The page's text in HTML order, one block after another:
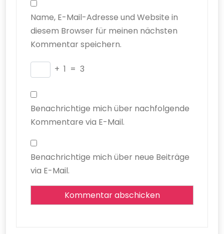
Name, E-Mail-Adresse und Website in
diesem Browser für meinen nächsten
Kommentar speichern.
+ 1 = 3
Benachrichtige mich über nachfolgende
Kommentare via E-Mail.
Benachrichtige mich über neue Beiträge
via E-Mail.